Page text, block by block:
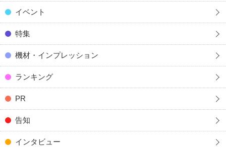
イベント
特集
機材・インプレッション
ランキング
PR
告知
インタビュー